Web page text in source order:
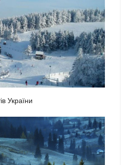
України